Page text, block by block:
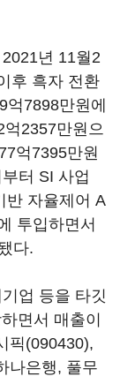
년 11월2
후 흑자 전환
7898만원에
2357만원으
억7395만원
터 SI 사업
반 자율제어 A
투입하면서
다.
업 등을 타깃
면서 매출이
픽(090430),
나은행, 풀무